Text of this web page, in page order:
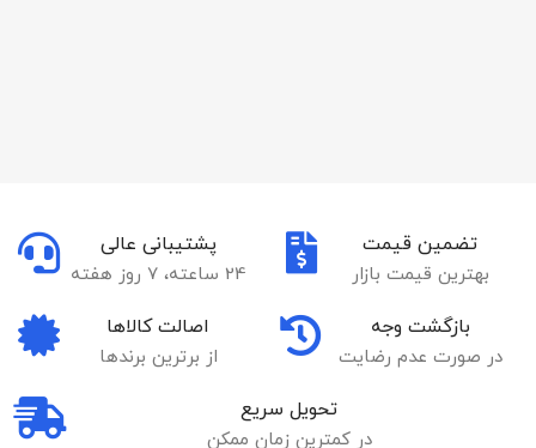
تضمین قیمت
بهترین قیمت بازار
پشتیبانی عالی
24 ساعته، 7 روز هفته
بازگشت وجه
در صورت عدم رضایت
اصالت کالاها
از برترین برندها
تحویل سریع
در کمترین زمان ممکن